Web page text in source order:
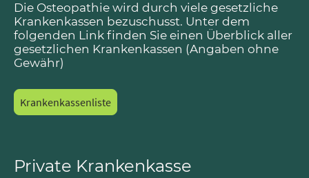
Die Osteopathie wird durch viele gesetzliche
Krankenkassen bezuschusst. Unter dem
folgenden Link finden Sie einen Überblick aller
gesetzlichen Krankenkassen (Angaben ohne
Gewähr)
Krankenkassenliste
Private Krankenkasse